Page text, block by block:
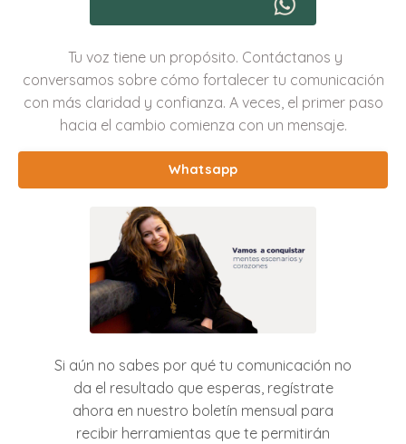
Tu voz tiene un propósito. Contáctanos y
conversamos sobre cómo fortalecer tu comunicación
con más claridad y confianza. A veces, el primer paso
hacia el cambio comienza con un mensaje.
Whatsapp
Si aún no sabes por qué tu comunicación no
da el resultado que esperas, regístrate
ahora en nuestro boletín mensual para
recibir herramientas que te permitirán